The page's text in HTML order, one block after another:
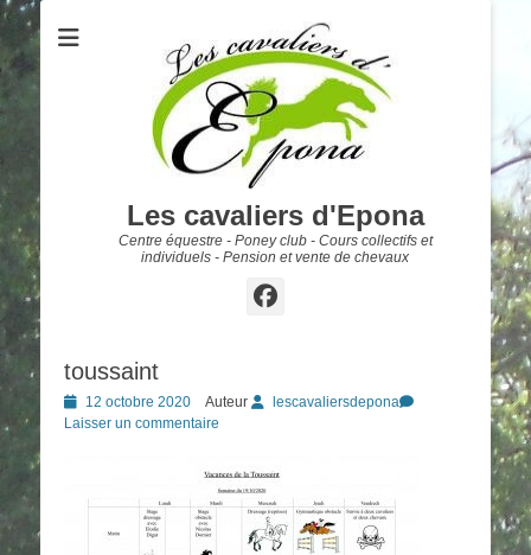
Les cavaliers d'Epona
Centre équestre - Poney club - Cours collectifs et
individuels - Pension et vente de chevaux
Facebook
toussaint
Posted
on
12 octobre 2020 Auteur
lescavaliersdepona
Laisser un commentaire